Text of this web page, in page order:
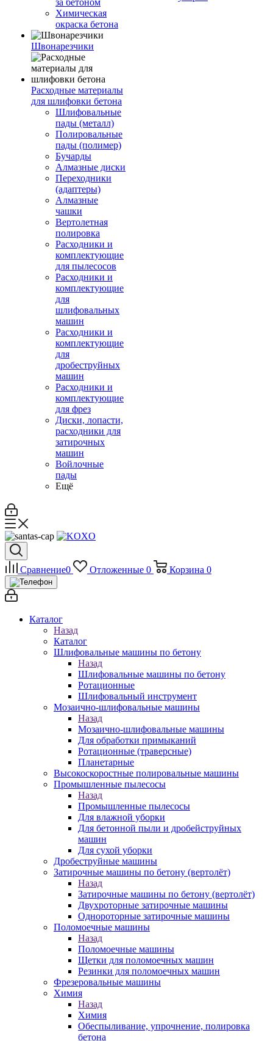
за бетоном
Химическая
окраска бетона
Швонарезчики
Расходные материалы
для шлифовки бетона
Шлифовальные
пады (металл)
Полировальные
пады (полимер)
Бучарды
Алмазные диски
Переходники
(адаптеры)
Алмазные
чашки
Вертолетная
полировка
Расходники и
комплектующие
для пылесосов
Расходники и
комплектующие
для
шлифовальных
машин
Расходники и
комплектующие
для
дробеструйных
машин
Расходники и
комплектующие
для фрез
Диски, лопасти,
расходники для
затирочных
машин
Войлочные
пады
Ещё
Сравнение0 Отложенные 0 Корзина 0
Каталог
Назад
Каталог
Шлифовальные машины по бетону
Назад
Шлифовальные машины по бетону
Ротационные
Шлифовальный инструмент
Мозаично-шлифовальные машины
Назад
Мозаично-шлифовальные машины
Для обработки примыканий
Ротационные (траверсные)
Планетарные
Высокоскоростные полировальные машины
Промышленные пылесосы
Назад
Промышленные пылесосы
Для влажной уборки
Для бетонной пыли и дробейструйных
машин
Для сухой уборки
Дробеструйные машины
Затирочные машины по бетону (вертолёт)
Назад
Затирочные машины по бетону (вертолёт)
Двухроторные затирочные машины
Однороторные затирочные машины
Поломоечные машины
Назад
Поломоечные машины
Щетки для поломоечных машин
Резинки для поломоечных машин
Фрезеровальные машины
Химия
Назад
Химия
Обеспыливание, упрочнение, полировка
бетона